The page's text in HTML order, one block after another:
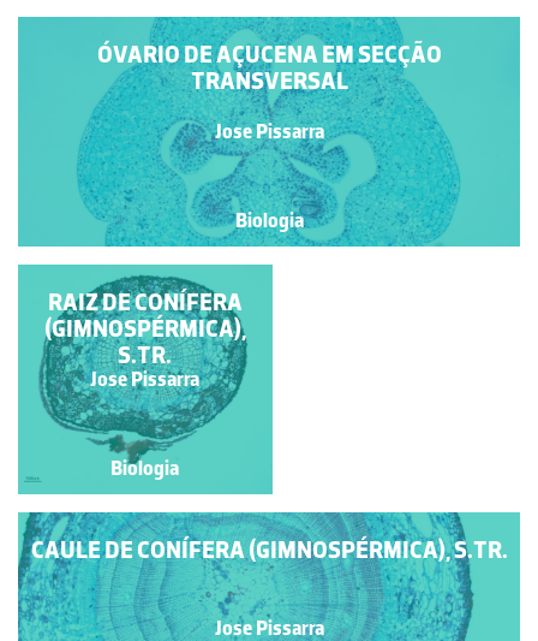
ÓVARIO DE AÇUCENA EM SECÇÃO
TRANSVERSAL
Jose Pissarra
Biologia
ESTÓMIO DE ANTERA
DEISCENTE
Jose Pissarra
Biologia
CAULE DE CONÍFERA (GIMNOSPÉRMICA), S.TR.
Jose Pissarra
RAIZ DE CONÍFERA
(GIMNOSPÉRMICA),
S.TR.
Jose Pissarra
Biologia